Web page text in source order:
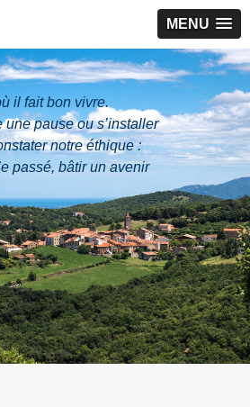
MENU
il fait bon vivre.
une pause ou s’installer
notre éthique :
passé, bâtir un avenir